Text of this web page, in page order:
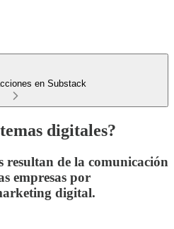
en Substack
digitales?
resultan de la comunicación
empresas por
digital.